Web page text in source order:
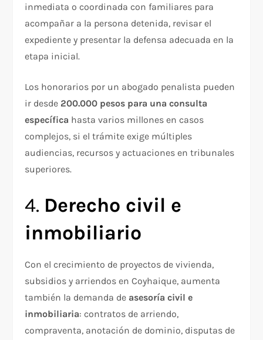
inmediata o coordinada con familiares para
acompañar a la persona detenida, revisar el
expediente y presentar la defensa adecuada en la
etapa inicial.
Los honorarios por un abogado penalista pueden
ir desde 200.000 pesos para una consulta
específica hasta varios millones en casos
complejos, si el trámite exige múltiples
audiencias, recursos y actuaciones en tribunales
superiores.
4. Derecho civil e
inmobiliario
Con el crecimiento de proyectos de vivienda,
subsidios y arriendos en Coyhaique, aumenta
también la demanda de asesoría civil e
inmobiliaria: contratos de arriendo,
compraventa, anotación de dominio, disputas de